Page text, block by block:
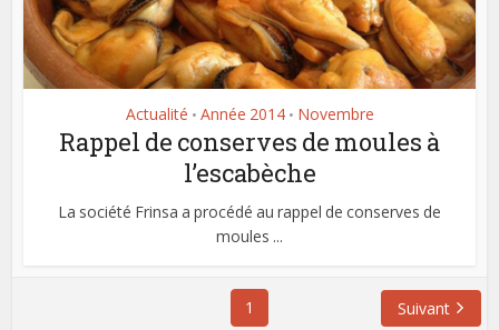
Actualité • Année 2014 • Novembre
Rappel de conserves de moules à
l’escabèche
La société Frinsa a procédé au rappel de conserves de
moules ...
1 Suivant